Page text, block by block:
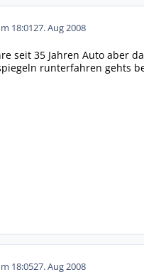
18:0127. Aug 2008
seit 35 Jahren Auto aber
runterfahren gehts
18:0527. Aug 2008